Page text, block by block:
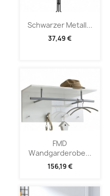
Schwarzer Metall...
37,49 €
FMD
Wandgarderobe...
156,19 €